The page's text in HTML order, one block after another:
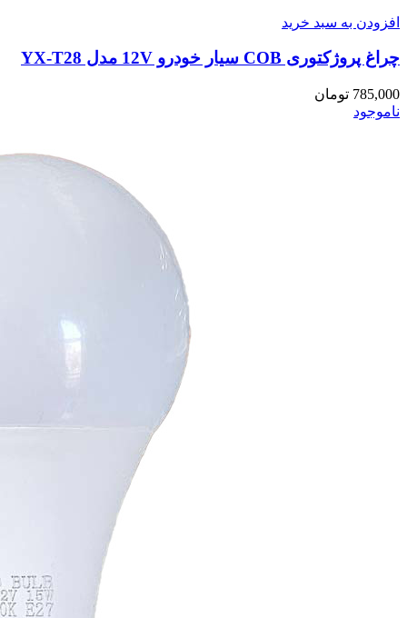
افزودن به سبد خرید
چراغ پروژکتوری COB سیار خودرو 12V مدل YX-T28
785,000 تومان
ناموجود